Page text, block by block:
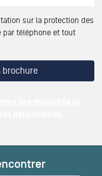
sur la protection des
téléphone et tout